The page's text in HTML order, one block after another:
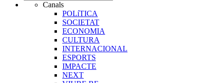
Canals
POLíTICA
SOCIETAT
ECONOMIA
CULTURA
INTERNACIONAL
ESPORTS
IMPACTE
NEXT